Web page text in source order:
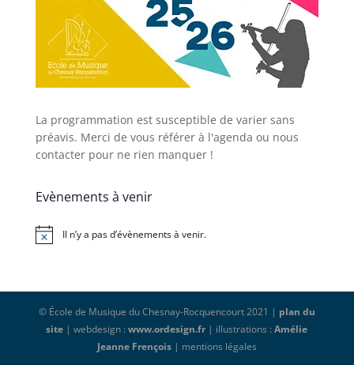
La programmation est susceptible de varier sans
préavis. Merci de vous référer à l'agenda ou nous
contacter pour ne rien manquer !
Evènements à venir
Notice Il n’y a pas d’évènements à venir.
© École de Musique du Chesnay-Rocquencourt 2021 | plan du
site | webdesign :www.ordesign.fr| illustrations :Amélie
Jeanne Frençois| mentions légales